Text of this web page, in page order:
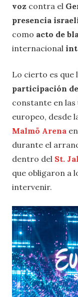
voz contra el
presencia
como acto de
internacional
Lo cierto es que
participación
constante en
europeo, desde
Malmö Arena en
durante el
dentro del St.
que obligaron a
intervenir.